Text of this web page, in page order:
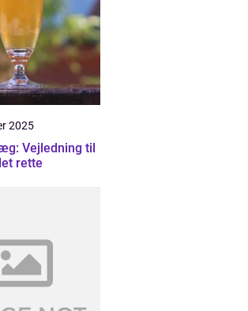
2025
Vejledning til
rette